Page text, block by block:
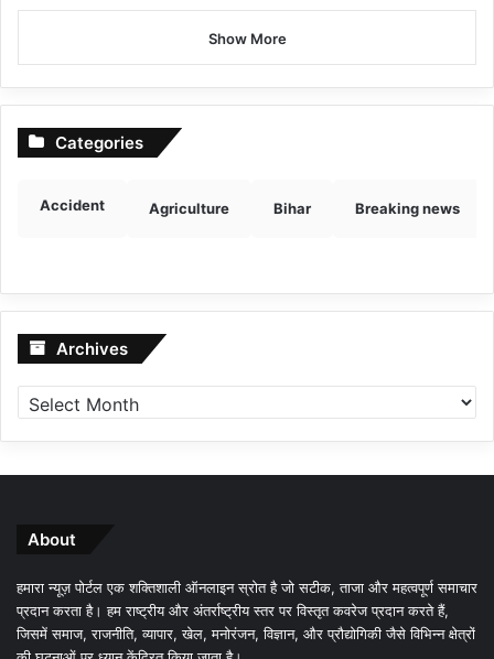
Show More
Categories
Accident Agriculture Bihar Breaking news
Archives Archives
About
हमारा न्यूज़ पोर्टल एक शक्तिशाली ऑनलाइन स्रोत है जो सटीक, ताजा और महत्वपूर्ण समाचार
प्रदान करता है। हम राष्ट्रीय और अंतर्राष्ट्रीय स्तर पर विस्तृत कवरेज प्रदान करते हैं,
जिसमें समाज, राजनीति, व्यापार, खेल, मनोरंजन, विज्ञान, और प्रौद्योगिकी जैसे विभिन्न क्षेत्रों